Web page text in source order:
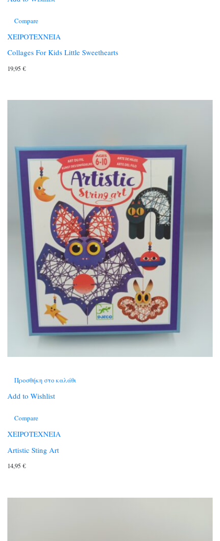
Compare
ΧΕΙΡΟΤΕΧΝΕΙΑ
Collages For Kids Little Sweethearts
19,95 €
Προσθήκη στο καλάθι
Add to Wishlist
Compare
ΧΕΙΡΟΤΕΧΝΕΙΑ
Artistic Sting Art
14,95 €